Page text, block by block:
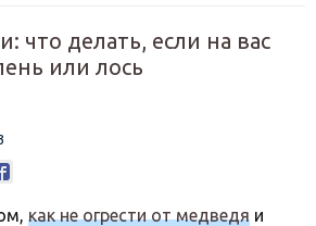
что делать, если на вас
или лось
как не огрести от медведя и